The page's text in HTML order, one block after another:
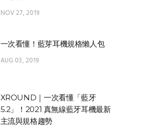
NOV 27, 2019
一次看懂！藍芽耳機規格懶人包
AUG 03, 2019
XROUND｜一次看懂「藍牙
5.2」！2021 真無線藍牙耳機最新
主流與規格趨勢